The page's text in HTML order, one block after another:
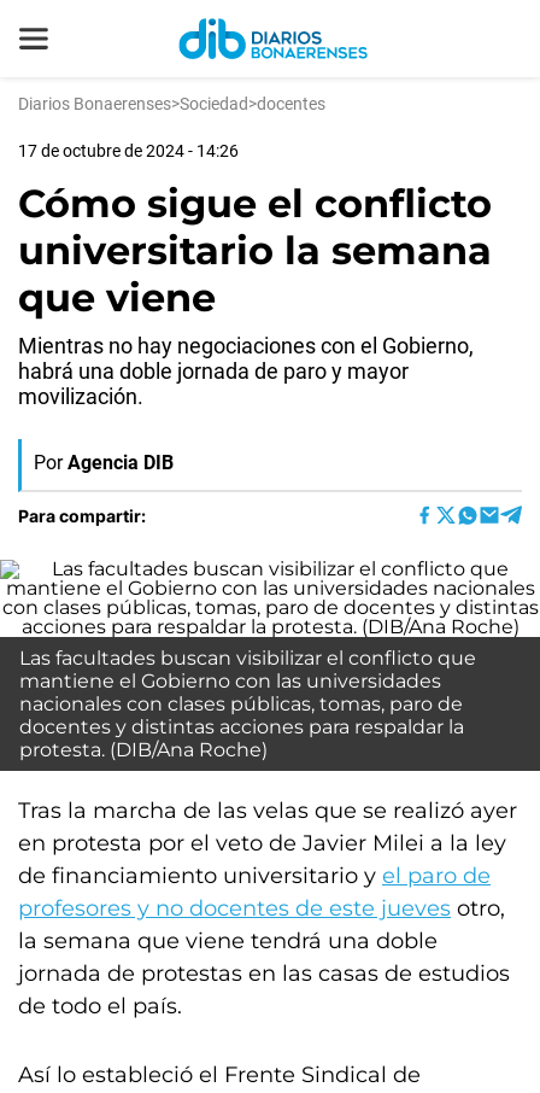
Diarios Bonaerenses>Sociedad>docentes
17 de octubre de 2024 - 14:26
Cómo sigue el conflicto
universitario la semana
que viene
Mientras no hay negociaciones con el Gobierno,
habrá una doble jornada de paro y mayor
movilización.
Por Agencia DIB
Para compartir:
Las facultades buscan visibilizar el conflicto que
mantiene el Gobierno con las universidades
nacionales con clases públicas, tomas, paro de
docentes y distintas acciones para respaldar la
protesta. (DIB/Ana Roche)
Tras la marcha de las velas que se realizó ayer
en protesta por el veto de Javier Milei a la ley
de financiamiento universitario y el paro de
profesores y no docentes de este jueves otro,
la semana que viene tendrá una doble
jornada de protestas en las casas de estudios
de todo el país.
Así lo estableció el Frente Sindical de